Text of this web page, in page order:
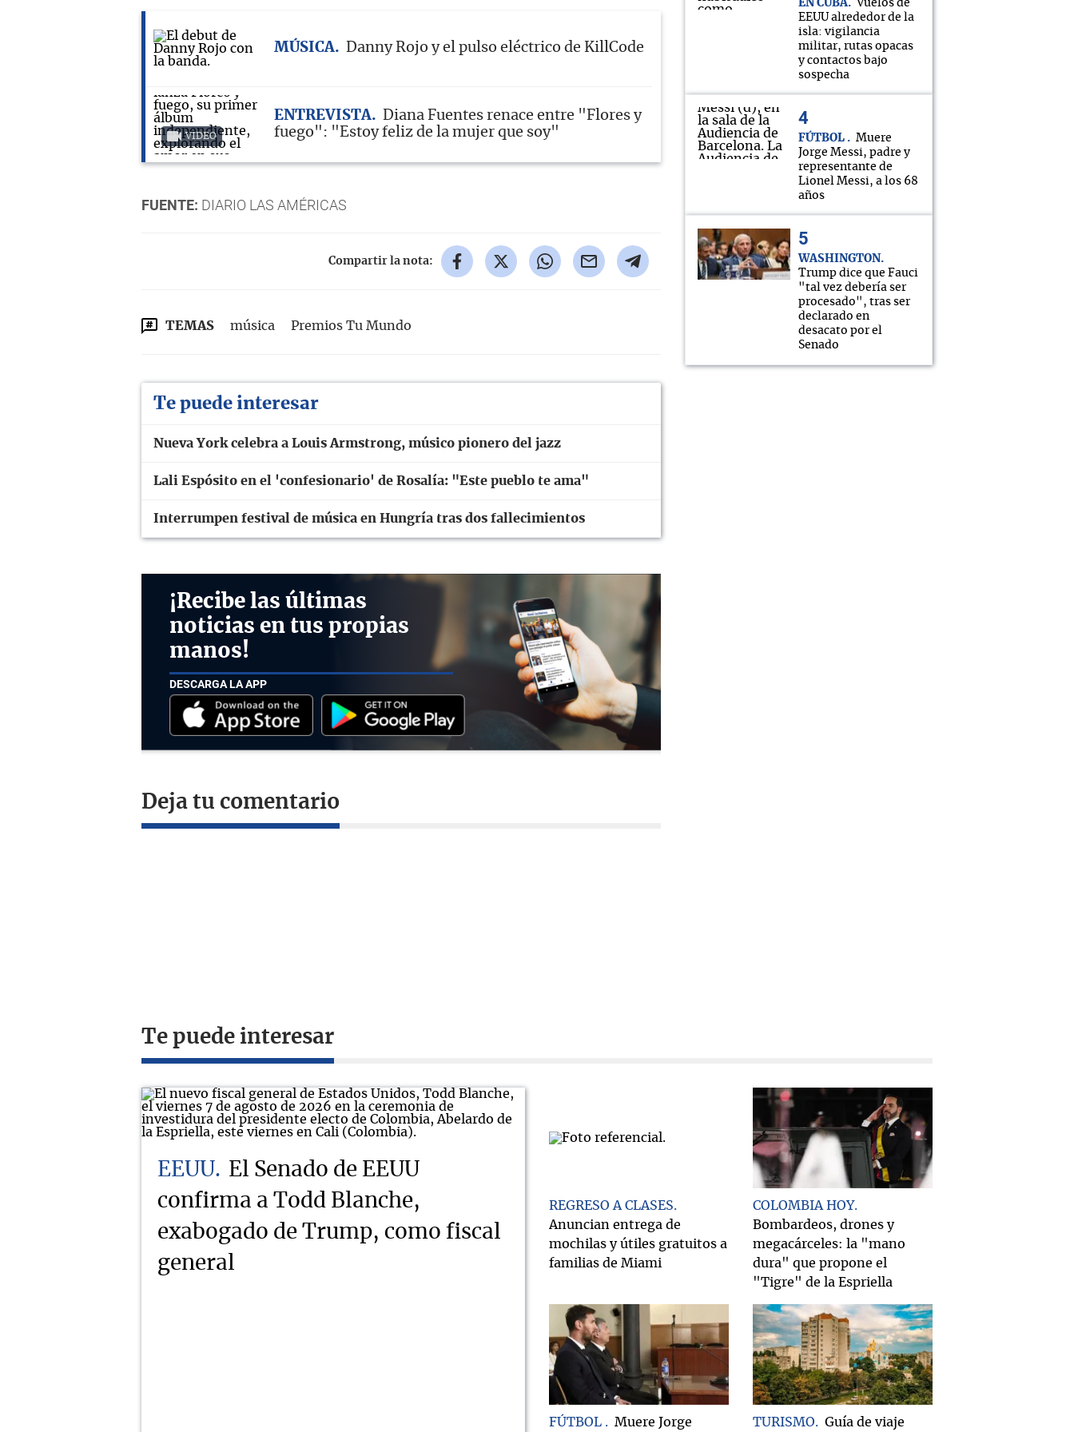
MÚSICA Danny Rojo y el pulso eléctrico de KillCode
VIDEO
ENTREVISTA
Diana Fuentes renace entre "Flores y
fuego": "Estoy feliz de la mujer que soy"
FUENTE: DIARIO LAS AMÉRICAS
Compartir la nota:
TEMAS música Premios Tu Mundo
Te puede interesar
Nueva York celebra a Louis Armstrong, músico pionero del jazz
Lali Espósito en el 'confesionario' de Rosalía: "Este pueblo te ama"
Interrumpen festival de música en Hungría tras dos fallecimientos
¡Recibe las últimas
noticias en tus propias
manos!
DESCARGA LA APP
Deja tu comentario
EN CUBA
Vuelos de
EEUU alrededor de la
isla: vigilancia
militar, rutas opacas
y contactos bajo
sospecha
FÚTBOL
Muere
Jorge Messi, padre y
representante de
Lionel Messi, a los 68
años
WASHINGTON
Trump dice que Fauci
"tal vez debería ser
procesado", tras ser
declarado en
desacato por el
Senado
Te puede interesar
EEUU
El Senado de EEUU
confirma a Todd Blanche,
exabogado de Trump, como fiscal
general
REGRESO A CLASES
Anuncian entrega de
mochilas y útiles gratuitos a
familias de Miami
COLOMBIA HOY
Bombardeos, drones y
megacárceles: la "mano
dura" que propone el
"Tigre" de la Espriella
FÚTBOL Muere Jorge TURISMO Guía de viaje